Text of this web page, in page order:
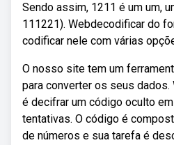
Sendo assim, 1211 é um um,
111221). Webdecodificar do
codificar nele com várias
O nosso site tem um
para converter os seus
é decifrar um código oculto
tentativas. O código é
de números e sua tarefa é